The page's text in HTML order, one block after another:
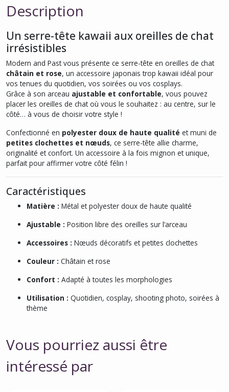
Description
Un serre-tête kawaii aux oreilles de chat
irrésistibles
Modern and Past vous présente ce serre-tête en oreilles de chat
châtain et rose, un accessoire japonais trop kawaii idéal pour
vos tenues du quotidien, vos soirées ou vos cosplays.
Grâce à son arceau ajustable et confortable, vous pouvez
placer les oreilles de chat où vous le souhaitez : au centre, sur le
côté… à vous de choisir votre style !
Confectionné en polyester doux de haute qualité et muni de
petites clochettes et nœuds, ce serre-tête allie charme,
originalité et confort. Un accessoire à la fois mignon et unique,
parfait pour affirmer votre côté félin !
Caractéristiques
Matière : Métal et polyester doux de haute qualité
Ajustable : Position libre des oreilles sur l’arceau
Accessoires : Nœuds décoratifs et petites clochettes
Couleur : Châtain et rose
Confort : Adapté à toutes les morphologies
Utilisation : Quotidien, cosplay, shooting photo, soirées à
thème
Vous pourriez aussi être
intéressé par